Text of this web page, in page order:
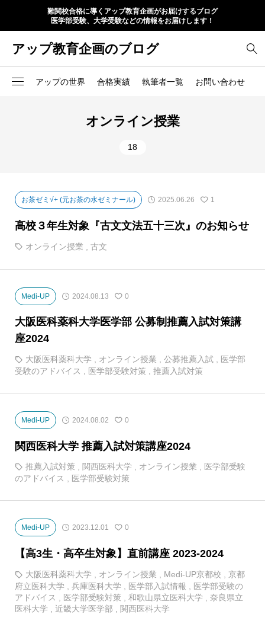
難関校合格に導くアップ教育企画がお届けするブログ
医学部受験、大学受験などの情報をお届けします！
アップ教育企画のブログ
アップの世界 合格実績 執筆者一覧 お問い合わせ
オンライン授業
18
お茶ゼミ√+ (元お茶の水ゼミナール) 2025.06.26 1
高校３年生対象『古文文法五十三次』のお知らせ
オンライン授業 古文
Medi-UP 2024.08.13 0
大阪医科薬科大学医学部 公募制推薦入試対策講
座2024
大阪医科薬科大学 オンライン授業 公募推薦入試
医学部
受験のアドバイス
医学部受験対策 推薦入試対策
Medi-UP 2024.08.02 0
関西医科大学 推薦入試対策講座2024
推薦入試対策 , 関西医科大学 , オンライン授業 , 医学部受験
のアドバイス , 医学部受験対策
Medi-UP 2023.12.01 0
【高3生・高卒生対象】直前講座 2023-2024
大阪医科薬科大学 オンライン授業 Medi-UP京都校
京都
府立医科大学
兵庫医科大学 医学部入試情報
医学部受験の
アドバイス
医学部受験対策 和歌山県立医科大学
奈良県立
医科大学
近畿大学医学部 関西医科大学